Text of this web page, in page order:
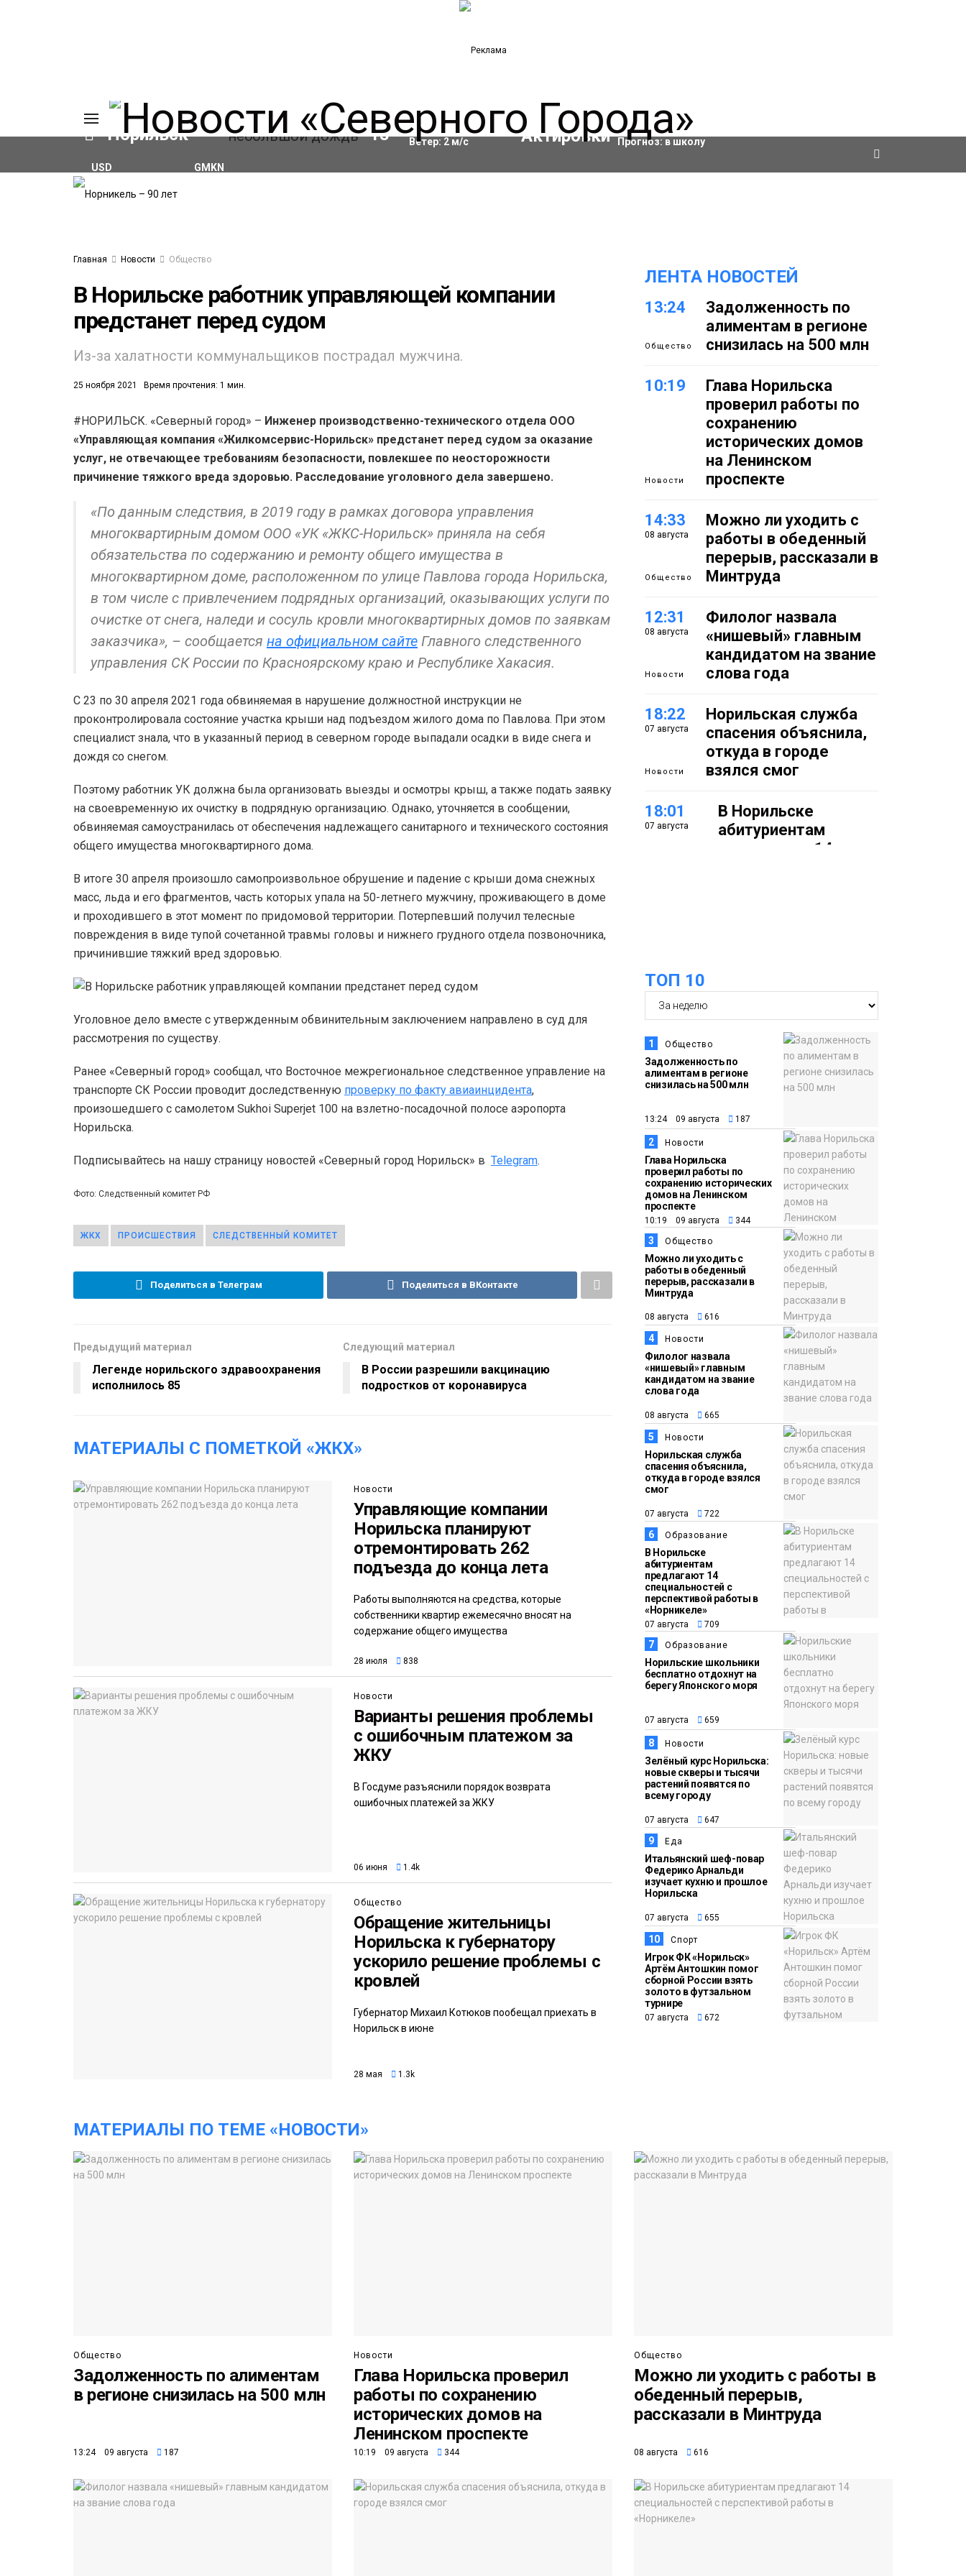
Норильск 13°C Влажность:68%
Ветер: 2м/с
Актировки
Прогноз: в школу
USD
GMKN
Главная Новости Общество
В Норильске работник управляющей компании
предстанет перед судом
Из-за халатности коммунальщиков пострадал мужчина.
25 ноября 2021 Время прочтения: 1 мин.
#НОРИЛЬСК. «Северный город» – Инженер производственно-технического отдела ООО
«Управляющая компания «Жилкомсервис-Норильск» предстанет перед судом за оказание
услуг, не отвечающее требованиям безопасности, повлекшее по неосторожности
причинение тяжкого вреда здоровью. Расследование уголовного дела завершено.
«По данным следствия, в 2019 году в рамках договора управления
многоквартирным домом ООО «УК «ЖКС-Норильск» приняла на себя
обязательства по содержанию и ремонту общего имущества в
многоквартирном доме, расположенном по улице Павлова города Норильска,
в том числе с привлечением подрядных организаций, оказывающих услуги по
очистке от снега, наледи и сосуль кровли многоквартирных домов по заявкам
заказчика», – сообщается на официальном сайте Главного следственного
управления СК России по Красноярскому краю и Республике Хакасия.
С 23 по 30 апреля 2021 года обвиняемая в нарушение должностной инструкции не
проконтролировала состояние участка крыши над подъездом жилого дома по Павлова. При этом
специалист знала, что в указанный период в северном городе выпадали осадки в виде снега и
дождя со снегом.
Поэтому работник УК должна была организовать выезды и осмотры крыш, а также подать заявку
на своевременную их очистку в подрядную организацию. Однако, уточняется в сообщении,
обвиняемая самоустранилась от обеспечения надлежащего санитарного и технического состояния
общего имущества многоквартирного дома.
В итоге 30 апреля произошло самопроизвольное обрушение и падение с крыши дома снежных
масс, льда и его фрагментов, часть которых упала на 50-летнего мужчину, проживающего в доме
и проходившего в этот момент по придомовой территории. Потерпевший получил телесные
повреждения в виде тупой сочетанной травмы головы и нижнего грудного отдела позвоночника,
причинившие тяжкий вред здоровью.
Уголовное дело вместе с утвержденным обвинительным заключением направлено в суд для
рассмотрения по существу.
Ранее «Северный город» сообщал, что Восточное межрегиональное следственное управление на
транспорте СК России проводит доследственную проверку по факту авиаинцидента,
произошедшего с самолетом Sukhoi Superjet 100 на взлетно-посадочной полосе аэропорта
Норильска.
Подписывайтесь на нашу страницу новостей «Северный город Норильск» в Telegram.
Фото: Следственный комитет РФ
ЖКХ ПРОИСШЕСТВИЯ СЛЕДСТВЕННЫЙ КОМИТЕТ
Поделиться в Телеграм Поделиться в ВКонтакте
Предыдущий материал
Легенде норильского здравоохранения
исполнилось 85
Следующий материал
В России разрешили вакцинацию
подростков от коронавируса
МАТЕРИАЛЫ С ПОМЕТКОЙ «ЖКХ»
Новости
Управляющие компании
Норильска планируют
отремонтировать 262
подъезда до конца лета
Работы выполняются на средства, которые
собственники квартир ежемесячно вносят на
содержание общего имущества
28 июля 838
Новости
Варианты решения проблемы
с ошибочным платежом за
ЖКУ
В Госдуме разъяснили порядок возврата
ошибочных платежей за ЖКУ
06 июня 1.4k
Общество
Обращение жительницы
Норильска к губернатору
ускорило решение проблемы с
кровлей
Губернатор Михаил Котюков пообещал приехать в
Норильск в июне
28 мая 1.3k
ЛЕНТА НОВОСТЕЙ
13:24
Общество
Задолженность по
алиментам в регионе
снизилась на 500 млн
10:19
Новости
Глава Норильска
проверил работы по
сохранению
исторических домов
на Ленинском
проспекте
14:33
08 августа
Общество
Можно ли уходить с
работы в обеденный
перерыв, рассказали в
Минтруда
12:31
08 августа
Новости
Филолог назвала
«нишевый» главным
кандидатом на звание
слова года
18:22
07 августа
Новости
Норильская служба
спасения объяснила,
откуда в городе
взялся смог
18:01
07 августа
В Норильске
абитуриентам
предлагают 14
07 августа
Образование
бесплатно отдохнут
на берегу Японского
16:41
Новости
Зелёный курс
скверы и тысячи
растений появятся по
всему городу
15:56
07 августа
Еда
Итальянский шеф-
повар Федерико
Арнальди изучает
кухню и прошлое
Норильска
15:11
07 августа
Спорт
Игрок ФК «Норильск»
Артём Антошкин
помог сборной России
взять золото в
футзальном турнире
ТОП 10
1 Общество
Задолженность по
алиментам в регионе
снизилась на 500 млн
13:24 09 августа 187
2 Новости
Глава Норильска
проверил работы по
сохранению исторических
домов на Ленинском
проспекте
10:19 09 августа 344
3 Общество
Можно ли уходить с
работы в обеденный
перерыв, рассказали в
Минтруда
08 августа 616
4 Новости
Филолог назвала
«нишевый» главным
кандидатом на звание
слова года
08 августа 665
5 Новости
Норильская служба
спасения объяснила,
откуда в городе взялся
смог
07 августа 722
6 Образование
В Норильске
абитуриентам
предлагают 14
специальностей с
перспективой работы в
«Норникеле»
07 августа 709
7 Образование
Норильские школьники
бесплатно отдохнут на
берегу Японского моря
07 августа 659
8 Новости
Зелёный курс Норильска:
новые скверы и тысячи
растений появятся по
всему городу
07 августа 647
9 Еда
Итальянский шеф-повар
Федерико Арнальди
изучает кухню и прошлое
Норильска
07 августа 655
10 Спорт
Игрок ФК «Норильск»
Артём Антошкин помог
сборной России взять
золото в футзальном
турнире
07 августа 672
МАТЕРИАЛЫ ПО ТЕМЕ «НОВОСТИ»
Общество
Задолженность по алиментам
в регионе снизилась на 500 млн
13:24 09 августа 187
Новости
Глава Норильска проверил
работы по сохранению
исторических домов на
Ленинском проспекте
10:19 09 августа 344
Общество
Можно ли уходить с работы в
обеденный перерыв,
рассказали в Минтруда
08 августа 616